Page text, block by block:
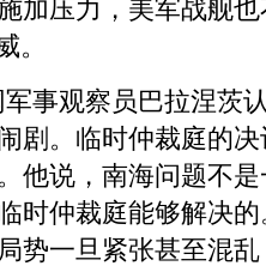
加压力，美军战舰
。
事观察员巴拉涅茨
剧。临时仲裁庭的
他说，南海问题不
时仲裁庭能够解决
势一旦紧张甚至混